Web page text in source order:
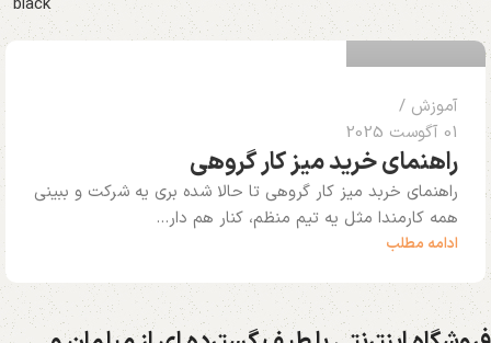
0
آموزش
01 آگوست 2025
راهنمای خرید میز کار گروهی
راهنمای خربد میز کار گروهی تا حالا شده بری یه شرکت و ببینی
همه کارمندا مثل یه تیم منظم، کنار هم دار...
ادامه مطلب